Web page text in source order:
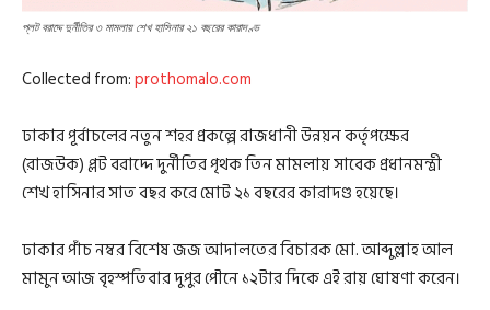
প্লট বরাদ্দে দুর্নীতির ৩ মামলায় শেখ হাসিনার ২১ বছরের কারাদণ্ড
Collected from:prothomalo.com
ঢাকার পূর্বাচলের নতুন শহর প্রকল্পে রাজধানী উন্নয়ন কর্তৃপক্ষের
(রাজউক) প্লট বরাদ্দে দুর্নীতির পৃথক তিন মামলায় সাবেক প্রধানমন্ত্রী
শেখ হাসিনার সাত বছর করে মোট ২১ বছরের কারাদণ্ড হয়েছে।
ঢাকার পাঁচ নম্বর বিশেষ জজ আদালতের বিচারক মো. আব্দুল্লাহ আল
মামুন আজ বৃহস্পতিবার দুপুর পৌনে ১২টার দিকে এই রায় ঘোষণা করেন।